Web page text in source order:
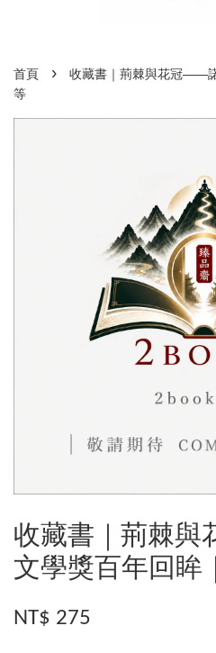
首頁 ›
收藏書｜荊棘與花冠——
等
收藏書｜荊棘
文學獎百年回眸
NT$ 275